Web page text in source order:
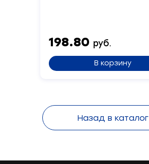
198.80 руб.
В корзину
Назад в каталог